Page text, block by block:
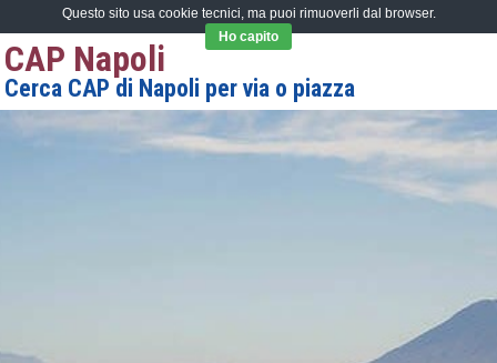
CAP Napoli
Cerca CAP di Napoli per via o piazza
Questo sito usa cookie tecnici, ma puoi rimuoverli dal browser.
Ho capito